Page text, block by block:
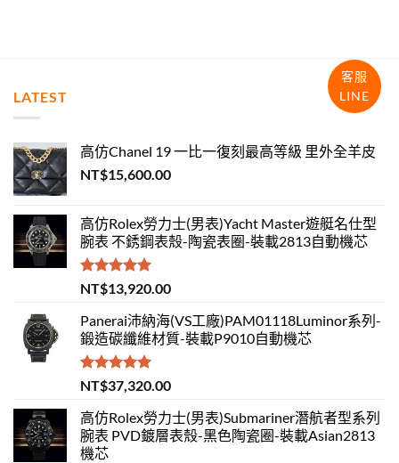
LATEST
高仿Chanel 19 一比一復刻最高等級 里外全羊皮
NT$15,600.00
高仿Rolex勞力士(男表)Yacht Master遊艇名仕型
腕表 不銹鋼表殼-陶瓷表圈-裝載2813自動機芯
評分5.00
滿分 5
NT$13,920.00
Panerai沛納海(VS工廠)PAM01118Luminor系列-
鍛造碳纖維材質-裝載P9010自動機芯
評分5.00
滿分 5
NT$37,320.00
高仿Rolex勞力士(男表)Submariner潛航者型系列
腕表 PVD鍍層表殼-黑色陶瓷圈-裝載Asian2813
機芯
客服
LINE